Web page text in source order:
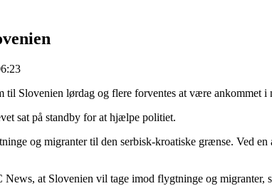
Slovenien lørdag og flere forventes at være ankommet i
sat på standby for at hjælpe politiet.
og migranter til den serbisk-kroatiske grænse. Ved
at Slovenien vil tage imod flygtninge og